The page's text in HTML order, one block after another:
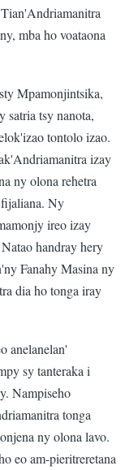
mba ho voataona
Mpamonjintsika,
satria tsy nanota,
tontolo izao.
izay
ny olona rehetra
Ny
ireo izay
handray hery
Fanahy Masina ny
dia ho tonga iray
anelanelan'
sy tanteraka i
Nampiseho
tonga
ny olona lavo.
eo am-pieritreretana